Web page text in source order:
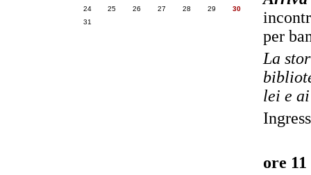
per
La
lei e
ore 11
24
25 26 27 28 29
30
31